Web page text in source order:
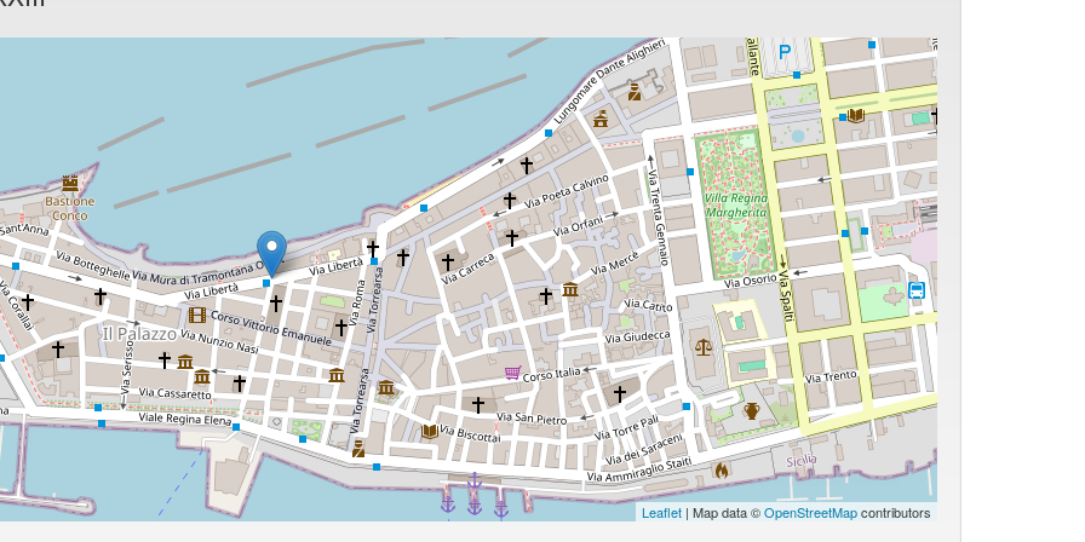
Leaflet | Map data ©OpenStreetMapcontributors